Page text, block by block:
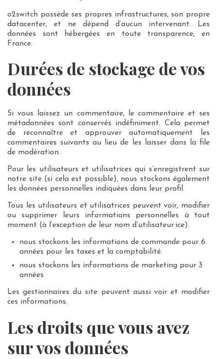
o2switch possède ses propres infrastructures, son propre
datacenter, et ne dépend d’aucun intervenant. Les
données sont hébergées en toute transparence, en
France.
Durées de stockage de vos
données
Si vous laissez un commentaire, le commentaire et ses
métadonnées sont conservés indéfiniment. Cela permet
de reconnaître et approuver automatiquement les
commentaires suivants au lieu de les laisser dans la file
de modération.
Pour les utilisateurs et utilisatrices qui s’enregistrent sur
notre site (si cela est possible), nous stockons également
les données personnelles indiquées dans leur profil.
Tous les utilisateurs et utilisatrices peuvent voir, modifier
ou supprimer leurs informations personnelles à tout
moment (à l’exception de leur nom d’utilisateur·ice).
nous stockons les informations de commande pour 6
années pour les taxes et la comptabilité.
nous stockons les informations de marketing pour 3
années
Les gestionnaires du site peuvent aussi voir et modifier
ces informations.
Les droits que vous avez
sur vos données